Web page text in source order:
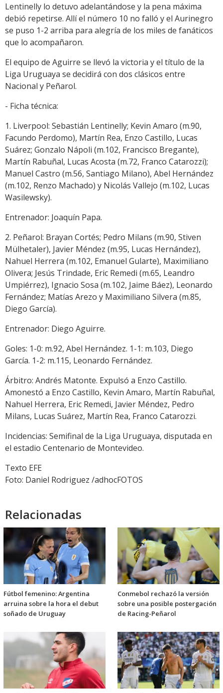
Lentinelly lo detuvo adelantándose y la pena máxima
debió repetirse. Allí el número 10 no falló y el Aurinegro
se puso 1-2 arriba para alegría de los miles de fanáticos
que lo acompañaron.
El equipo de Aguirre se llevó la victoria y el título de la
Liga Uruguaya se decidirá con dos clásicos entre
Nacional y Peñarol.
- Ficha técnica:
1. Liverpool: Sebastián Lentinelly; Kevin Amaro (m.90,
Facundo Perdomo), Martín Rea, Enzo Castillo, Lucas
Suárez; Gonzalo Nápoli (m.102, Francisco Bregante),
Martín Rabuñal, Lucas Acosta (m.72, Franco Catarozzi);
Manuel Castro (m.56, Santiago Milano), Abel Hernández
(m.102, Renzo Machado) y Nicolás Vallejo (m.102, Lucas
Wasilewsky).
Entrenador: Joaquín Papa.
2. Peñarol: Brayan Cortés; Pedro Milans (m.90, Stiven
Mülhetaler), Javier Méndez (m.95, Lucas Hernández),
Nahuel Herrera (m.102, Emanuel Gularte), Maximiliano
Olivera; Jesús Trindade, Eric Remedi (m.65, Leandro
Umpiérrez), Ignacio Sosa (m.102, Jaime Báez), Leonardo
Fernández; Matías Arezo y Maximiliano Silvera (m.85,
Diego García).
Entrenador: Diego Aguirre.
Goles: 1-0: m.92, Abel Hernández. 1-1: m.103, Diego
García. 1-2: m.115, Leonardo Fernández.
Árbitro: Andrés Matonte. Expulsó a Enzo Castillo.
Amonestó a Enzo Castillo, Kevin Amaro, Martín Rabuñal,
Nahuel Herrera, Eric Remedi, Javier Méndez, Pedro
Milans, Lucas Suárez, Martín Rea, Franco Catarozzi.
Incidencias: Semifinal de la Liga Uruguaya, disputada en
el estadio Centenario de Montevideo.
Texto EFE
Foto: Daniel Rodriguez /adhocFOTOS
Relacionadas
Fútbol femenino: Argentina
arruina sobre la hora el debut
soñado de Uruguay
Conmebol rechazó la versión
sobre una posible postergación
de Racing-Peñarol